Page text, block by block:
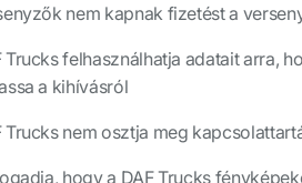
nem kapnak fizetést a
Trucks felhasználhatja adatait arra,
a kihívásról
Trucks nem osztja meg
hogy a DAF Trucks